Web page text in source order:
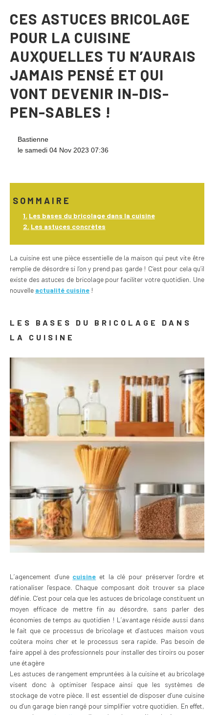
CES ASTUCES BRICOLAGE
POUR LA CUISINE
AUXQUELLES TU N’AURAIS
JAMAIS PENSÉ ET QUI
VONT DEVENIR IN-DIS-
PEN-SABLES !
Bastienne
le samedi 04 Nov 2023 07:36
SOMMAIRE
Les bases du bricolage dans la cuisine
Les astuces concrètes
La cuisine est une pièce essentielle de la maison qui peut vite être
remplie de désordre si l’on y prend pas garde ! C’est pour cela qu’il
existe des astuces de bricolage pour faciliter votre quotidien. Une
nouvelle actualité cuisine !
LES BASES DU BRICOLAGE DANS
LA CUISINE
L’agencement d’une cuisine et la clé pour préserver l’ordre et
rationaliser l’espace. Chaque composant doit trouver sa place
définie. C’est pour cela que les astuces de bricolage constituent un
moyen efficace de mettre fin au désordre, sans parler des
économies de temps au quotidien ! L’avantage réside aussi dans
le fait que ce processus de bricolage et d’astuces maison vous
coûtera moins cher et le processus sera rapide. Pas besoin de
faire appel à des professionnels pour installer des tiroirs ou poser
une étagère
Les astuces de rangement empruntées à la cuisine et au bricolage
visent donc à optimiser l’espace ainsi que les systèmes de
stockage de votre pièce. Il est essentiel de disposer d’une cuisine
ou d’un garage bien rangé pour simplifier votre quotidien. En effet,